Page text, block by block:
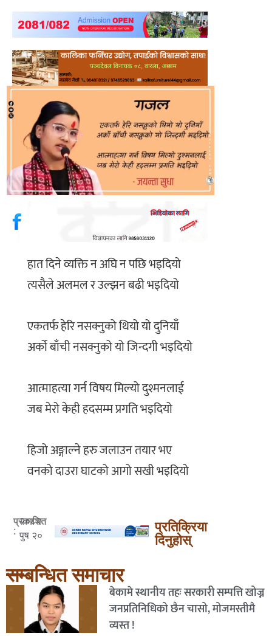
हात दिने व्यक्ति न अघि न पछि भइदियो
‎त्यसैले अलमल र उल्झन बढी भइदियो
‎एकतर्फ हेरि नसक्नुको थियो यो दुनियाँ
‎अर्को बाँची नसक्नुको यो जिन्दगी भइदियो
‎आत्माहत्या गर्न विषय मिल्यो दुश्मनलाई
‎जब मेरो केही हदसम्म प्रगति भइदियो
‎हिजो अङ्गाल्ने हरु जलाउन तयार भए
‎वनको दाउरा घाटको आगो सखी भइदियो
प्रकाशित
:
२०८२
पुष २०
प्रतिक्रिया
दिनुहोस्
सम्बन्धित समाचार
बेकामे स्थानीय तहः सरकारी सम्पत्ति खोज्न
जनप्रतिनिधिको छैन चासो, मोजमस्तीमै
व्यस्त !